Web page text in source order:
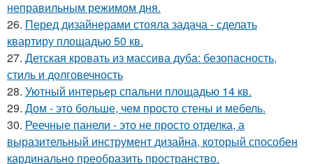
неправильным режимом дня.
26. Перед дизайнерами стояла задача - сделать
квартиру площадью 50 кв.
27. Детская кровать из массива дуба: безопасность,
стиль и долговечность
28. Уютный интерьер спальни площадью 14 кв.
29. Дом - это больше, чем просто стены и мебель.
30. Реечные панели - это не просто отделка, а
выразительный инструмент дизайна, который способен
кардинально преобразить пространство.